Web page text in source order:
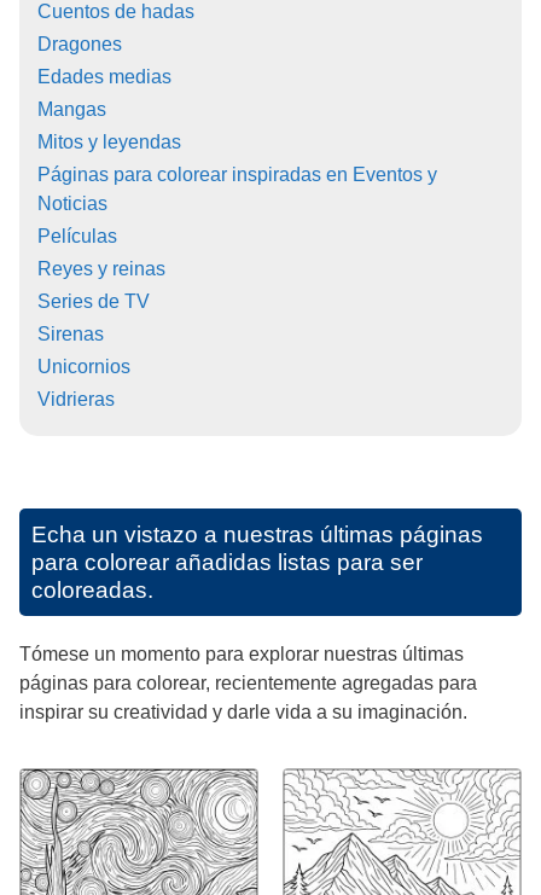
Cuentos de hadas
Dragones
Edades medias
Mangas
Mitos y leyendas
Páginas para colorear inspiradas en Eventos y
Noticias
Películas
Reyes y reinas
Series de TV
Sirenas
Unicornios
Vidrieras
Echa un vistazo a nuestras últimas páginas
para colorear añadidas listas para ser
coloreadas.
Tómese un momento para explorar nuestras últimas
páginas para colorear, recientemente agregadas para
inspirar su creatividad y darle vida a su imaginación.